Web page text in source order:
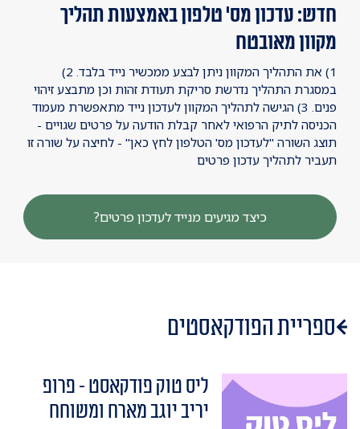
חדש: עדכון מס' טלפון באמצעות תהליך
מקוון מאובטח
1) את התהליך המקוון ניתן לבצע ממכשיר נייד בלבד. 2)
במסגרת התהליך נדרשת סריקת תעודת זהות וכן מתבצע זיהוי
פנים. 3) הגישה לתהליך המקוון לעדכון נייד מתאפשרת מעמוד
הכניסה לתיק הרפואי לאחר קבלת הודעה על פרטים שגויים -
תוצג השורה "לעדכון מס' הטלפון לחץ כאן" - לחיצה על שורה זו
תעביר לתהליך עדכון פרטים
כיצד מגיעים מנייד לעדכון פרטים?
ספריית הפודקאסטים
ליס טוק פודקאסט - פרופ
יריב יוגב מארח ומשוחח